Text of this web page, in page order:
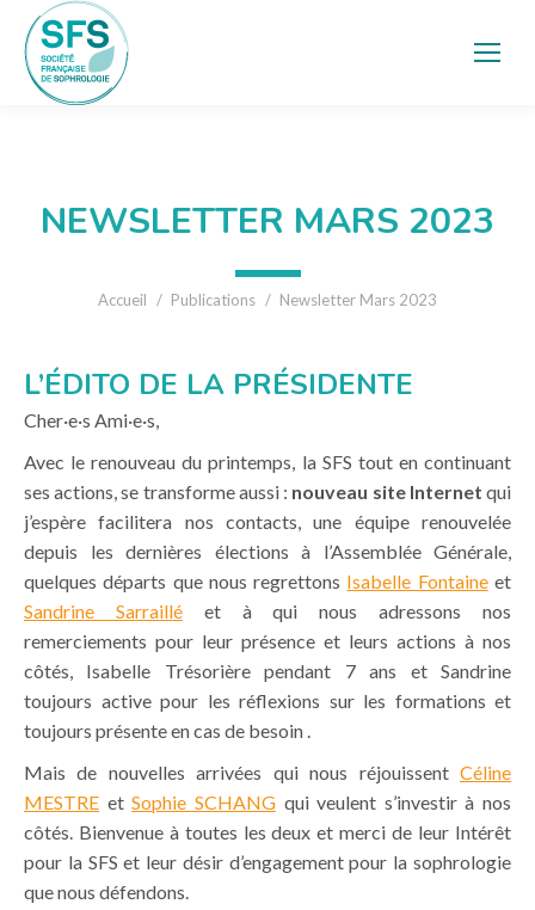
NEWSLETTER MARS 2023
Vous êtes ici :
Accueil Publications Newsletter Mars 2023
L’ÉDITO DE LA PRÉSIDENTE
Cher·e·s Ami·e·s,
Avec le renouveau du printemps, la SFS tout en continuant
ses actions, se transforme aussi : nouveau site Internet qui
j’espère facilitera nos contacts, une équipe renouvelée
depuis les dernières élections à l’Assemblée Générale,
quelques départs que nous regrettons Isabelle Fontaineet
Sandrine Sarrailléet à qui nous adressons nos
remerciements pour leur présence et leurs actions à nos
côtés, Isabelle Trésorière pendant 7 ans et Sandrine
toujours active pour les réflexions sur les formations et
toujours présente en cas de besoin .
Mais de nouvelles arrivées qui nous réjouissent Céline
MESTRE etSophie SCHANGqui veulent s’investir à nos
côtés. Bienvenue à toutes les deux et merci de leur Intérêt
pour la SFS et leur désir d’engagement pour la sophrologie
que nous défendons.